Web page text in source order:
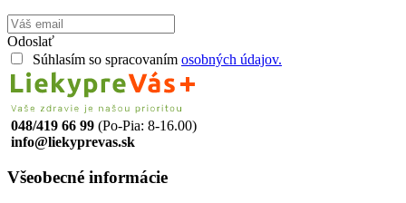
Odoslať
Súhlasím so spracovaním osobných údajov.
048/419 66 99 (Po-Pia: 8-16.00)
info@liekyprevas.sk
Všeobecné informácie